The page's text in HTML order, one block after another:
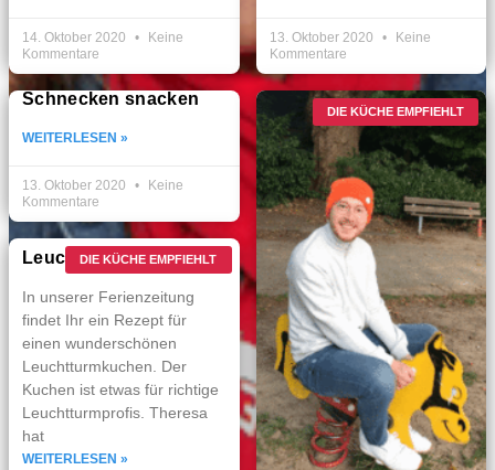
14. Oktober 2020
Keine
Kommentare
13. Oktober 2020
Keine
Kommentare
Schnecken snacken
WEITERLESEN »
13. Oktober 2020
Keine
Kommentare
DIE KÜCHE EMPFIEHLT
DIE KÜCHE EMPFIEHLT
Leuchtturm­kuchen
In unserer Ferien­zeitung
findet Ihr ein Rezept für
einen wunder­schönen
Leucht­turm­kuchen. Der
Kuchen ist etwas für richtige
Leucht­­turmprofis. Theresa
hat
WEITERLESEN »